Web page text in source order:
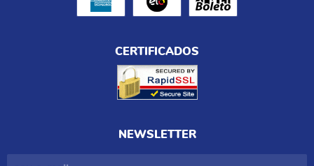
CERTIFICADOS
NEWSLETTER